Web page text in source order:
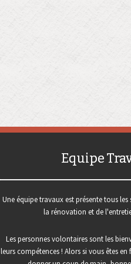
Equipe
Une équipe travaux est présente tous
la rénovation et de
Les personnes volontaires sont les
leurs compétences ! Alors si vous êtes